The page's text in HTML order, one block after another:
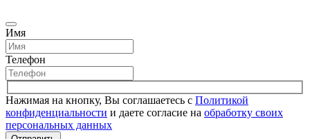
Имя
Телефон
Нажимая на кнопку, Вы соглашаетесь с Политикой
конфиденциальности и даете согласие на обработку своих
персональных данных